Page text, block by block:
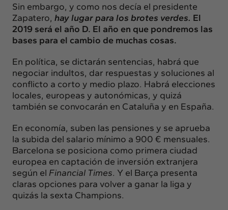
Sin embargo, y como nos decía el presidente
Zapatero, hay lugar para los brotes verdes. El
2019 será el año D. El año en que pondremos las
bases para el cambio de muchas cosas.
En política, se dictarán sentencias, habrá que
negociar indultos, dar respuestas y soluciones al
conflicto a corto y medio plazo. Habrá elecciones
locales, europeas y autonómicas, y quizá
también se convocarán en Cataluña y en España.
En economía, suben las pensiones y se aprueba
la subida del salario mínimo a 900 € mensuales.
Barcelona se posiciona como primera ciudad
europea en captación de inversión extranjera
según el Financial Times. Y el Barça presenta
claras opciones para volver a ganar la liga y
quizás la sexta Champions.